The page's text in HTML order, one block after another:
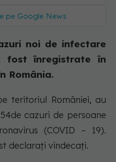
pe Google News
noi de infectare
fost înregistrate în
România.
teritoriul României, au
cazuri de persoane
(COVID – 19).
declarați vindecați.